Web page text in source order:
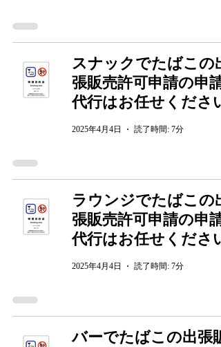
スナックでたばこの出
張販売許可申請の申請
代行はお任せください
2025年4月4日 読了時間: 7分
ラウンジでたばこの出
張販売許可申請の申請
代行はお任せください
2025年4月4日 読了時間: 7分
バーでたばこの出張販